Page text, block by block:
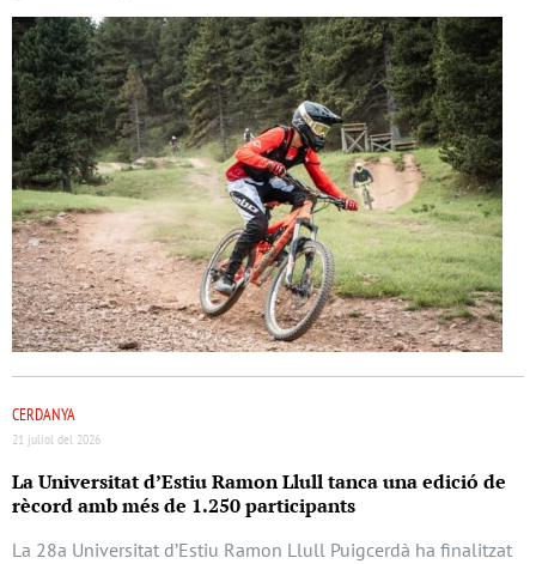
CERDANYA
21 juliol del 2026
La Universitat d’Estiu Ramon Llull tanca una edició de
rècord amb més de 1.250 participants
La 28a Universitat d’Estiu Ramon Llull Puigcerdà ha finalitzat